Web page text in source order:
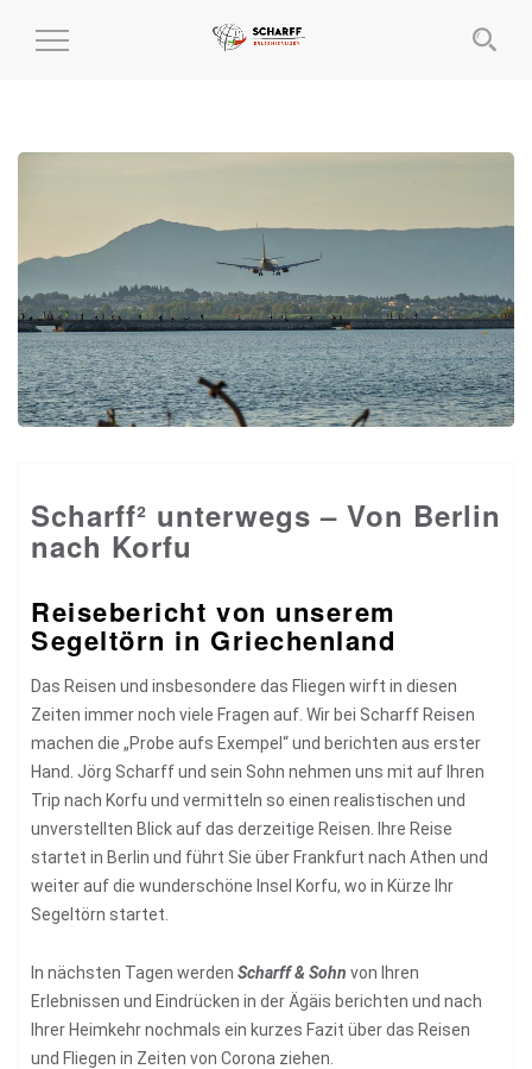
MENÜ
Scharff² unterwegs – Von Berlin
nach Korfu
Reisebericht von unserem
Segeltörn in Griechenland
Das Reisen und insbesondere das Fliegen wirft in diesen
Zeiten immer noch viele Fragen auf. Wir bei Scharff Reisen
machen die „Probe aufs Exempel“ und berichten aus erster
Hand. Jörg Scharff und sein Sohn nehmen uns mit auf Ihren
Trip nach Korfu und vermitteln so einen realistischen und
unverstellten Blick auf das derzeitige Reisen. Ihre Reise
startet in Berlin und führt Sie über Frankfurt nach Athen und
weiter auf die wunderschöne Insel Korfu, wo in Kürze Ihr
Segeltörn startet.
In nächsten Tagen werden Scharff & Sohn von Ihren
Erlebnissen und Eindrücken in der Ägäis berichten und nach
Ihrer Heimkehr nochmals ein kurzes Fazit über das Reisen
und Fliegen in Zeiten von Corona ziehen.